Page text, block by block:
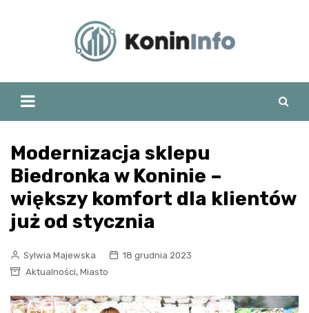
Modernizacja sklepu
Biedronka w Koninie –
większy komfort dla klientów
już od stycznia
Sylwia Majewska
18 grudnia 2023
Aktualności, Miasto